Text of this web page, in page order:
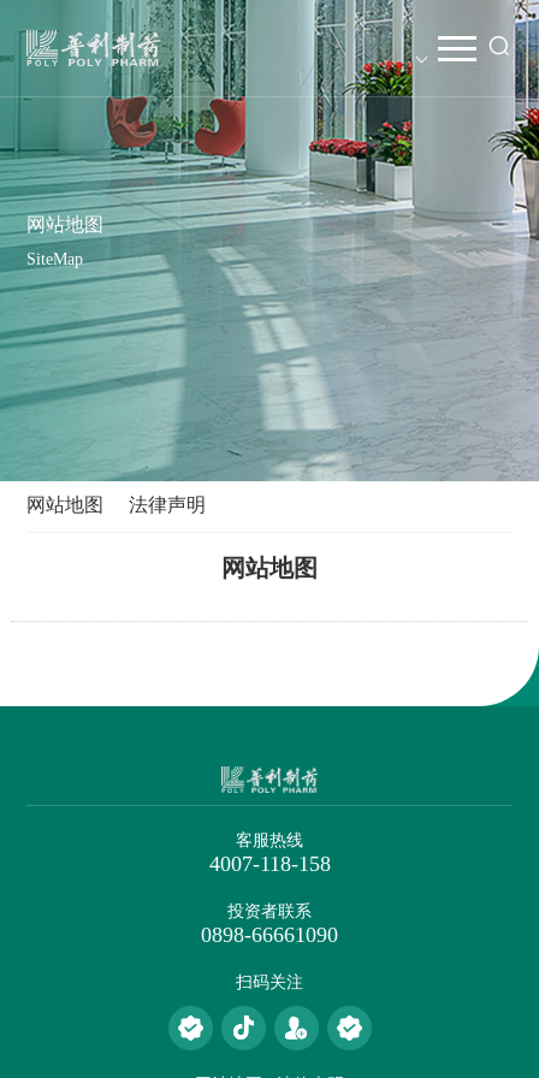
网站地图
SiteMap
网站地图 法律声明
网站地图
客服热线
4007-118-158
投资者联系
0898-66661090
扫码关注